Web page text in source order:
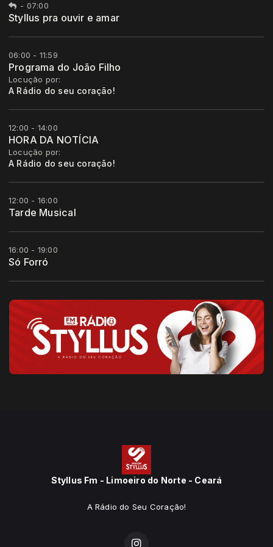
- 07:00
Styllus pra ouvir e amar
06:00 - 11:59
Programa do João Filho
Locução por:
A Rádio do seu coração!
12:00 - 14:00
HORA DA NOTÍCIA
Locução por:
A Rádio do seu coração!
12:00 - 16:00
Tarde Musical
16:00 - 19:00
Só Forró
Styllus Fm - Limoeiro do Norte - Ceará
A Rádio do Seu Coração!